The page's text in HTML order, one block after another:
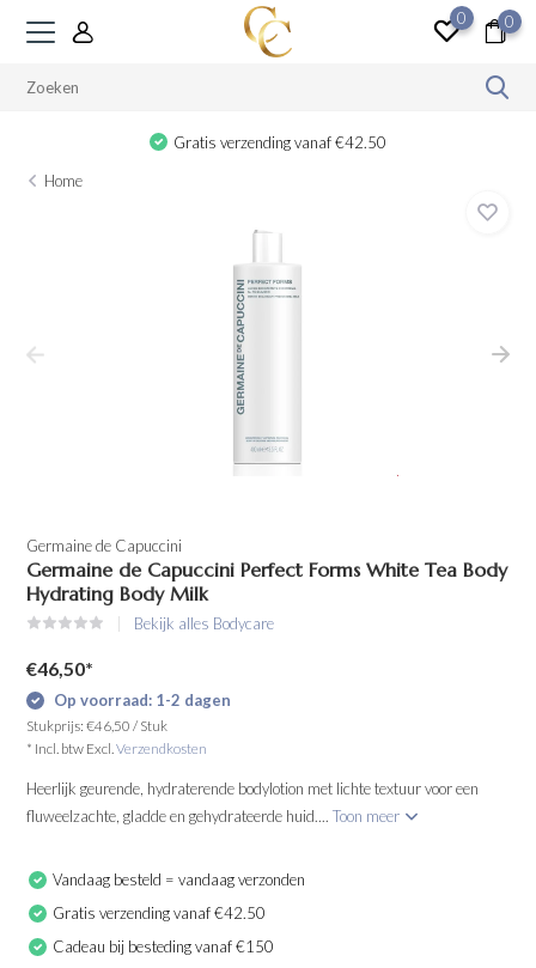
0 0
Gratis verzending vanaf €42.50
Home
Germaine de Capuccini
Germaine de Capuccini Perfect Forms White Tea Body
Hydrating Body Milk
Bekijk alles Bodycare
€46,50*
Op voorraad: 1-2 dagen
Stukprijs:€46,50 / Stuk
* Incl. btw Excl.Verzendkosten
Heerlijk geurende, hydraterende bodylotion met lichte textuur voor een
fluweelzachte, gladde en gehydrateerde huid....Toon meer
Vandaag besteld = vandaag verzonden
Gratis verzending vanaf €42.50
Cadeau bij besteding vanaf €150